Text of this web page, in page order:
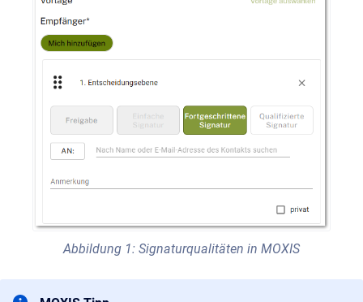
Abbildung 1: Signaturqualitäten in MOXIS